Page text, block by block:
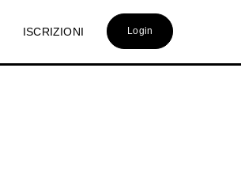
ISCRIZIONI Login